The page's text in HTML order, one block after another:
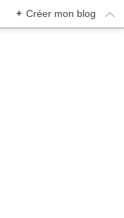
+ Créer mon blog